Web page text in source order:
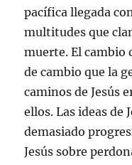
pacífica llegada
multitudes que
muerte. El cambio
de cambio que la
caminos de Jesús
ellos. Las ideas de
demasiado
Jesús sobre